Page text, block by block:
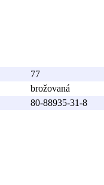
77
brožovaná
80-88935-31-8